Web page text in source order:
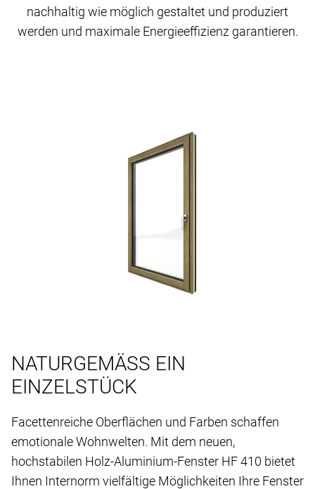
nachhaltig wie möglich gestaltet und produziert
werden und maximale Energieeffizienz garantieren.
NATURGEMÄSS EIN
EINZELSTÜCK
Facettenreiche Oberflächen und Farben schaffen
emotionale Wohnwelten. Mit dem neuen,
hochstabilen Holz-Aluminium-Fenster HF 410 bietet
Ihnen Internorm vielfältige Möglichkeiten Ihre Fenster